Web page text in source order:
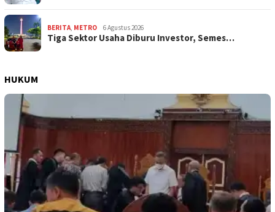
BERITA, METRO 6 Agustus 2026
Tiga Sektor Usaha Diburu Investor, Semes…
HUKUM